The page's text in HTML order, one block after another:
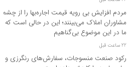
مردم افزایش بی رویه قیمت اجاره‌بها را از چشم
مشاوران املاک می‌بینند؛ این در حالی است که
ما در این موضوع بی‌گناهیم
22 ساعت قبل
رکود صنعت منسوجات، سفارش‌های رنگرزی و